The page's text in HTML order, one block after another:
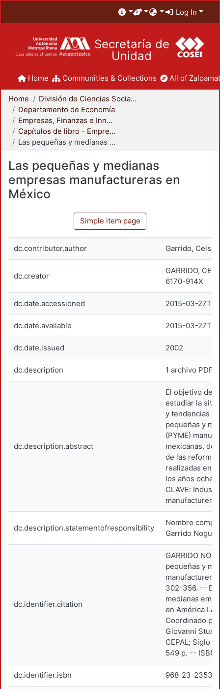
Log In
Secretaría de
Unidad
Home Communities & Collections All of
Home
División de Ciencias Sociales y Humanidades
Departamento de Economía
Empresas, Finanzas e Innovación
Capítulos de libro - Empresas, Finanzas e Innovación
Las pequeñas y medianas empresas manufactureras en México
Las pequeñas y medianas
empresas manufactureras en
México
Simple item page
dc.contributor.author Garrido, Celso
dc.creator
GARRIDO,
6170-914X
dc.date.accessioned 2015-03-
dc.date.available 2015-03-
dc.date.issued 2002
dc.description 1 archivo PDF
dc.description.abstract
El objetivo de
estudiar la
y tendencias
pequeñas y
(PYME)
mexicanas,
de las
realizadas en
los años
CLAVE:
dc.description.statementofresponsibility
Nombre
Garrido
dc.identifier.citation
GARRIDO
pequeñas y
302-356. --
medianas
en América
Coordinado
Giovanni
CEPAL; Siglo
549 p. --
dc.identifier.isbn 968-23-2353-